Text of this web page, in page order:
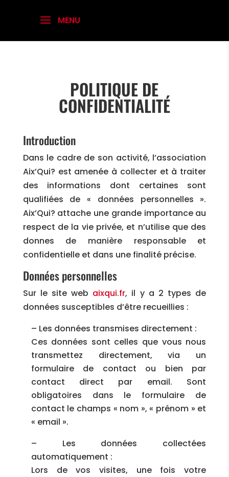
POLITIQUE DE
CONFIDENTIALITÉ
Introduction
Dans le cadre de son activité, l’association
Aix’Qui? est amenée à collecter et à traiter
des informations dont certaines sont
qualifiées de « données personnelles ».
Aix’Qui? attache une grande importance au
respect de la vie privée, et n’utilise que des
donnes de manière responsable et
confidentielle et dans une finalité précise.
Données personnelles
Sur le site web aixqui.fr, il y a 2 types de
données susceptibles d’être recueillies :
– Les données transmises directement :
Ces données sont celles que vous nous
transmettez directement, via un
formulaire de contact ou bien par
contact direct par email. Sont
obligatoires dans le formulaire de
contact le champs « nom », « prénom » et
« email ».
– Les données collectées
automatiquement :
Lors de vos visites, une fois votre